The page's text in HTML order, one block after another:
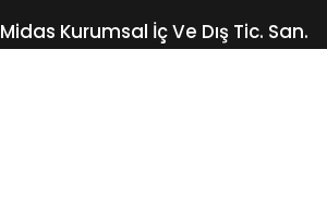
Midas Kurumsal İç Ve Dış Tic. San.